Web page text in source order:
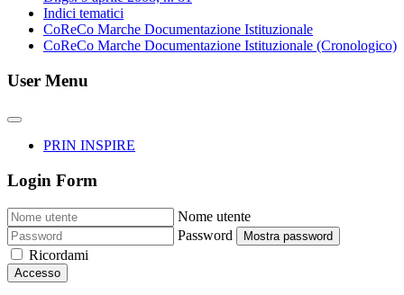
Indici tematici
CoReCo Marche Documentazione Istituzionale
CoReCo Marche Documentazione Istituzionale (Cronologico)
User Menu
PRIN INSPIRE
Login Form
Nome utente
Password
Mostra password
Ricordami
Accesso